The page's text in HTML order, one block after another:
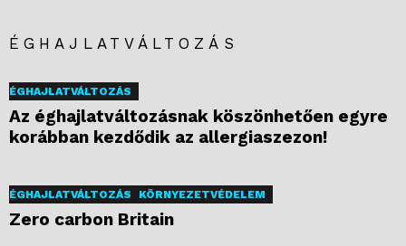
ÉGHAJLATVÁLTOZÁS
ÉGHAJLATVÁLTOZÁS
Az éghajlatváltozásnak köszönhetően egyre
korábban kezdődik az allergiaszezon!
ÉGHAJLATVÁLTOZÁS KÖRNYEZETVÉDELEM
Zero carbon Britain